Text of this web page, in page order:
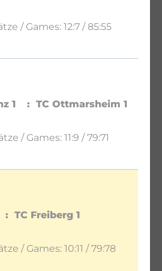
/ Games: 12:7 / 85:55
1
TC Ottmarsheim 1
/ Games: 11:9 / 79:71
TC Freiberg 1
/ Games: 10:11 / 79:78